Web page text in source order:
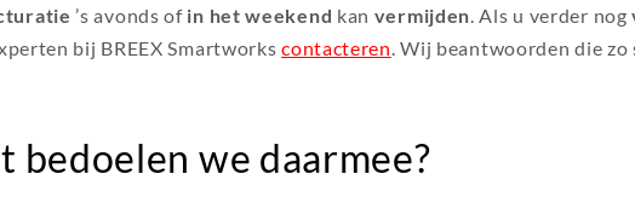
’s avonds of in het weekend kan vermijden. Als u verder nog
bij BREEX Smartworkscontacteren. Wij beantwoorden die zo
bedoelen we daarmee?